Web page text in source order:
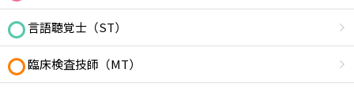
言語聴覚士（ST）
臨床検査技師（MT）